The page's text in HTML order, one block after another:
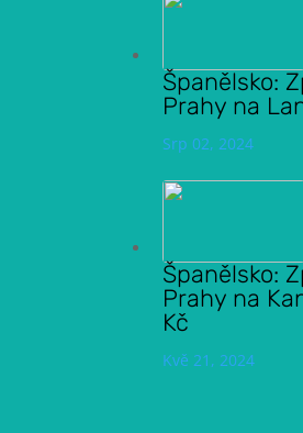
Španělsko:
Prahy na
Srp 02, 2024
Španělsko:
Prahy na
Kč
Kvě 21, 2024